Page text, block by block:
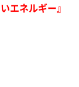
エネルギー』